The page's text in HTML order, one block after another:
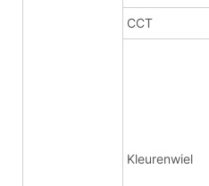
CCT
Kleurenwiel